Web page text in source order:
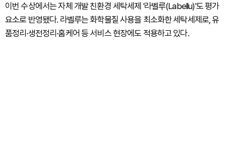
이번 수상에서는 자체 개발 친환경 세탁세제 '라벨루(Labellu)'도 평가
요소로 반영됐다. 라벨루는 화학물질 사용을 최소화한 세탁세제로, 유
품정리·생전정리·홈케어 등 서비스 현장에도 적용하고 있다.